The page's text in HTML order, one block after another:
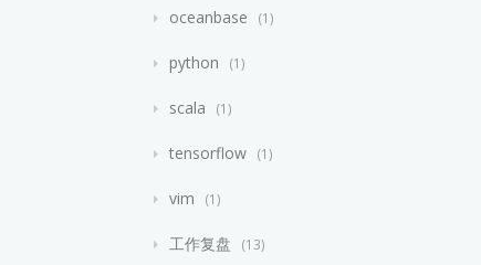
oceanbase 1
python 1
scala 1
tensorflow 1
vim 1
工作复盘 13